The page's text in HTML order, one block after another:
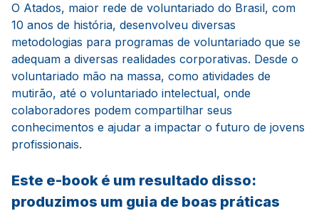
O Atados, maior rede de voluntariado do Brasil, com
10 anos de história, desenvolveu diversas
metodologias para programas de voluntariado que se
adequam a diversas realidades corporativas. Desde o
voluntariado mão na massa, como atividades de
mutirão, até o voluntariado intelectual, onde
colaboradores podem compartilhar seus
conhecimentos e ajudar a impactar o futuro de jovens
profissionais.
Este e-book é um resultado disso:
produzimos um guia de boas práticas